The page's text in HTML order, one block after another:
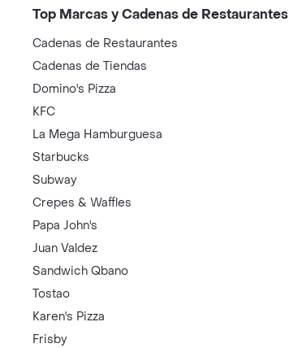
Top Marcas y Cadenas de Restaurantes
Cadenas de Restaurantes
Cadenas de Tiendas
Domino's Pizza
KFC
La Mega Hamburguesa
Starbucks
Subway
Crepes & Waffles
Papa John's
Juan Valdez
Sandwich Qbano
Tostao
Karen's Pizza
Frisby